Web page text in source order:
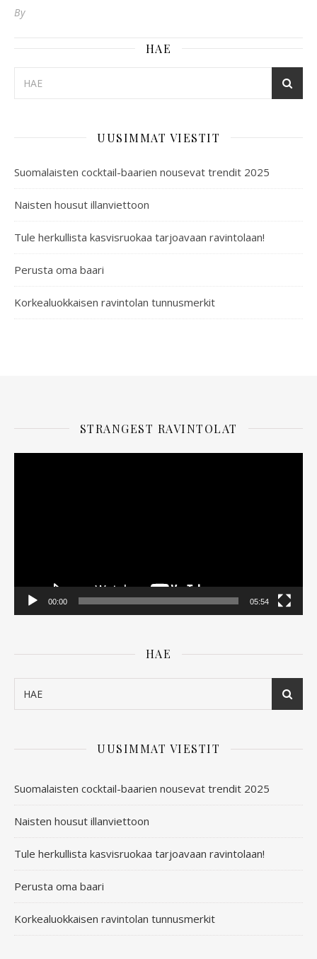
By
HAE
UUSIMMAT VIESTIT
Suomalaisten cocktail-baarien nousevat trendit 2025
Naisten housut illanviettoon
Tule herkullista kasvisruokaa tarjoavaan ravintolaan!
Perusta oma baari
Korkealuokkaisen ravintolan tunnusmerkit
STRANGEST RAVINTOLAT
00:00 05:54
HAE
UUSIMMAT VIESTIT
Suomalaisten cocktail-baarien nousevat trendit 2025
Naisten housut illanviettoon
Tule herkullista kasvisruokaa tarjoavaan ravintolaan!
Perusta oma baari
Korkealuokkaisen ravintolan tunnusmerkit